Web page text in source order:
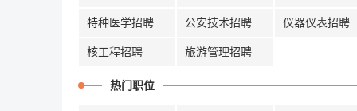
特种医学招聘 公安技术招聘 仪器仪表招聘
核工程招聘 旅游管理招聘
热门职位